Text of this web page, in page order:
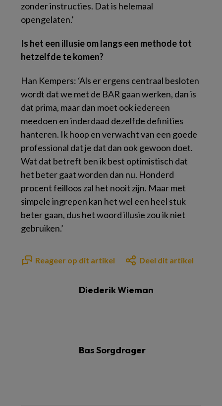
zonder instructies. Dat is helemaal
opengelaten.’
Is het een illusie om langs een methode tot
hetzelfde te komen?
Han Kempers: ‘Als er ergens centraal besloten
wordt dat we met de BAR gaan werken, dan is
dat prima, maar dan moet ook iedereen
meedoen en inderdaad dezelfde definities
hanteren. Ik hoop en verwacht van een goede
professional dat je dat dan ook gewoon doet.
Wat dat betreft ben ik best optimistisch dat
het beter gaat worden dan nu. Honderd
procent feilloos zal het nooit zijn. Maar met
simpele ingrepen kan het wel een heel stuk
beter gaan, dus het woord illusie zou ik niet
gebruiken.’
Reageer op dit artikel Deel dit artikel
Diederik Wieman
Bas Sorgdrager